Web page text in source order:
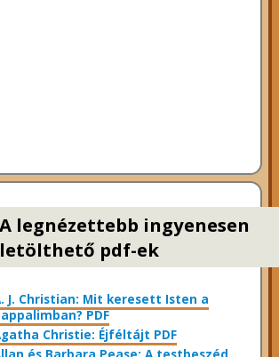
A legnézettebb ingyenesen
letölthető pdf-ek
J. Christian: Mit keresett Isten a
PDF
Christie: Éjféltájt PDF